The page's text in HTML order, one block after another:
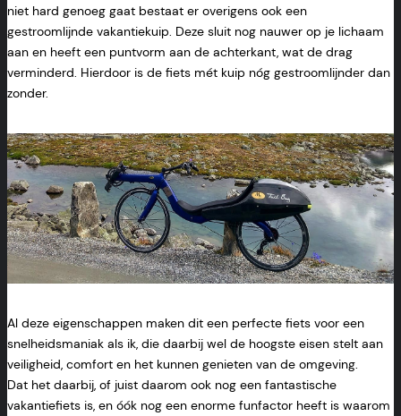
niet hard genoeg gaat bestaat er overigens ook een
gestroomlijnde vakantiekuip. Deze sluit nog nauwer op je lichaam
aan en heeft een puntvorm aan de achterkant, wat de drag
verminderd. Hierdoor is de fiets mét kuip nóg gestroomlijnder dan
zonder.
Al deze eigenschappen maken dit een perfecte fiets voor een
snelheidsmaniak als ik, die daarbij wel de hoogste eisen stelt aan
veiligheid, comfort en het kunnen genieten van de omgeving.
Dat het daarbij, of juist daarom ook nog een fantastische
vakantiefiets is, en óók nog een enorme funfactor heeft is waarom